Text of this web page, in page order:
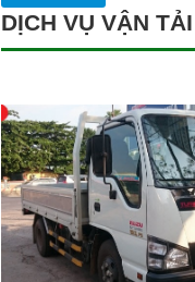
DỊCH VỤ VẬN